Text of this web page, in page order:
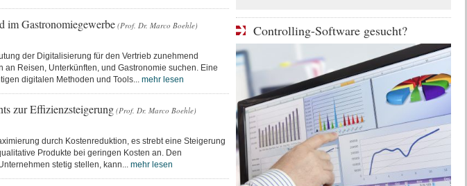
im Gastronomiegewerbe (Prof. Dr. Marco Boehle)
der Digitalisierung für den Vertrieb zunehmend
Reisen, Unterkünften, und Gastronomie suchen. Eine
digitalen Methoden und Tools... mehr lesen
zur Effizienzsteigerung (Prof. Dr. Marco Boehle)
durch Kostenreduktion, es strebt eine Steigerung
Produkte bei geringen Kosten an. Den
stetig stellen, kann... mehr lesen
Controlling-Software gesucht?